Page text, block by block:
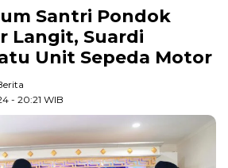
Santri Pondok
Langit, Suardi
Unit Sepeda Motor
- 20:21 WIB